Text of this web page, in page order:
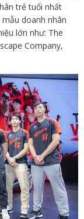
trẻ tuổi nhất
doanh nhân
lớn như: The
Company,